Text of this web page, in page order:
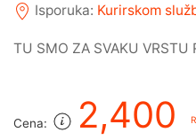
Isporuka: Kurirskom
TU SMO ZA SVAKU VRSTU
Cena: 2,400